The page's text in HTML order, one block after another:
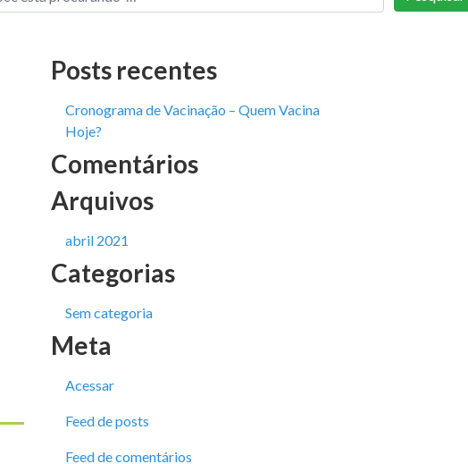
Posts recentes
Cronograma de Vacinação – Quem Vacina
Hoje?
Comentários
Arquivos
abril 2021
Categorias
Sem categoria
Meta
Acessar
Feed de posts
Feed de comentários